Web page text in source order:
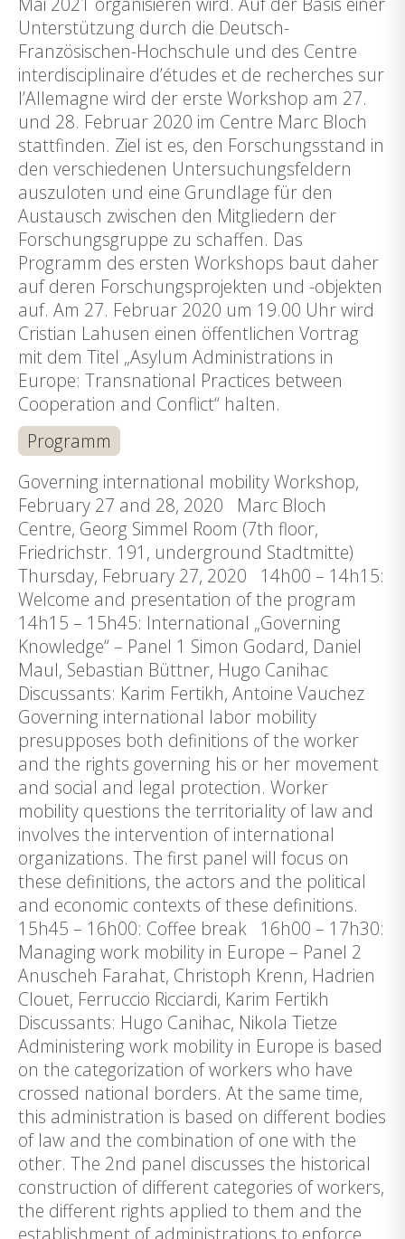
Unterstützung durch die Deutsch-
Französischen-Hochschule und des Centre
interdisciplinaire d’études et de recherches sur
l’Allemagne wird der erste Workshop am 27.
und 28. Februar 2020 im Centre Marc Bloch
stattfinden. Ziel ist es, den Forschungsstand in
den verschiedenen Untersuchungsfeldern
auszuloten und eine Grundlage für den
Austausch zwischen den Mitgliedern der
Forschungsgruppe zu schaffen. Das
Programm des ersten Workshops baut daher
auf deren Forschungsprojekten und -objekten
auf. Am 27. Februar 2020 um 19.00 Uhr wird
Cristian Lahusen einen öffentlichen Vortrag
mit dem Titel „Asylum Administrations in
Europe: Transnational Practices between
Cooperation and Conflict“ halten.
Programm
Governing international mobility Workshop,
February 27 and 28, 2020 Marc Bloch
Centre, Georg Simmel Room (7th floor,
Friedrichstr. 191, underground Stadtmitte)
Thursday, February 27, 2020 14h00 – 14h15:
Welcome and presentation of the program
14h15 – 15h45: International „Governing
Knowledge“ – Panel 1 Simon Godard, Daniel
Maul, Sebastian Büttner, Hugo Canihac
Discussants: Karim Fertikh, Antoine Vauchez
Governing international labor mobility
presupposes both definitions of the worker
and the rights governing his or her movement
and social and legal protection. Worker
mobility questions the territoriality of law and
involves the intervention of international
organizations. The first panel will focus on
these definitions, the actors and the political
and economic contexts of these definitions.
15h45 – 16h00: Coffee break 16h00 – 17h30:
Managing work mobility in Europe – Panel 2
Anuscheh Farahat, Christoph Krenn, Hadrien
Clouet, Ferruccio Ricciardi, Karim Fertikh
Discussants: Hugo Canihac, Nikola Tietze
Administering work mobility in Europe is based
on the categorization of workers who have
crossed national borders. At the same time,
this administration is based on different bodies
of law and the combination of one with the
other. The 2nd panel discusses the historical
construction of different categories of workers,
the different rights applied to them and the